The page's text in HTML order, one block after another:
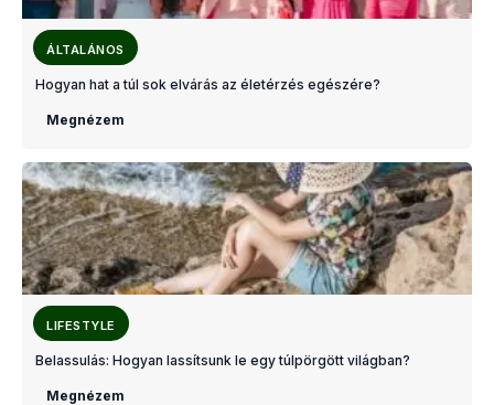
ÁLTALÁNOS
Hogyan hat a túl sok elvárás az életérzés egészére?
Megnézem
LIFESTYLE
Belassulás: Hogyan lassítsunk le egy túlpörgött világban?
Megnézem